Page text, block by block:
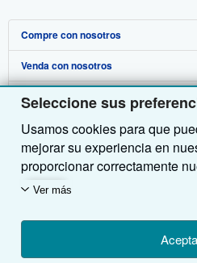
Seleccione sus
Usamos cookies para que
mejorar su experiencia en
proporcionar correctamente
utilizamos cookies para
midiendo las visitas al sitio) y
mejoras. Si está de acuerdo,
cookies de terceros para
Ver más
Compre con nosotros
Búsqueda avanzada
Colecciones
Mi cuenta
Mis pedidos
Ver carrito
Venda con nosotros
Comenzar a vender
Únase a nuestro programa de afiliados
Recomiende un vendedor
Sobre nosotros
Sobre IberLibro
Medios
Empleo
Política de Privacidad
Obtener Ayuda
Preguntas frecuentes y guías
Atención al Cliente
Otras compañías de AbeBooks
AbeBooks.com
AbeBooks.co.uk
Siga a IberLibro